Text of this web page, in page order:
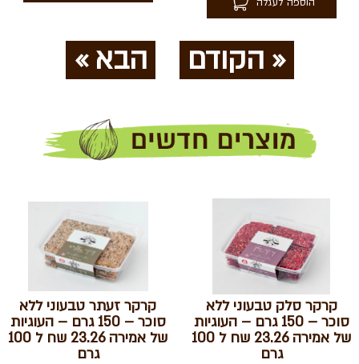
הוספה לעגלה
« הקודם הבא »
קרקר סלק טבעוני ללא
סוכר – 150 גרם – העוגיות
של אמירה 23.26 שח ל 100
גרם
קרקר זעתר טבעוני ללא
סוכר – 150 גרם – העוגיות
של אמירה 23.26 שח ל 100
גרם